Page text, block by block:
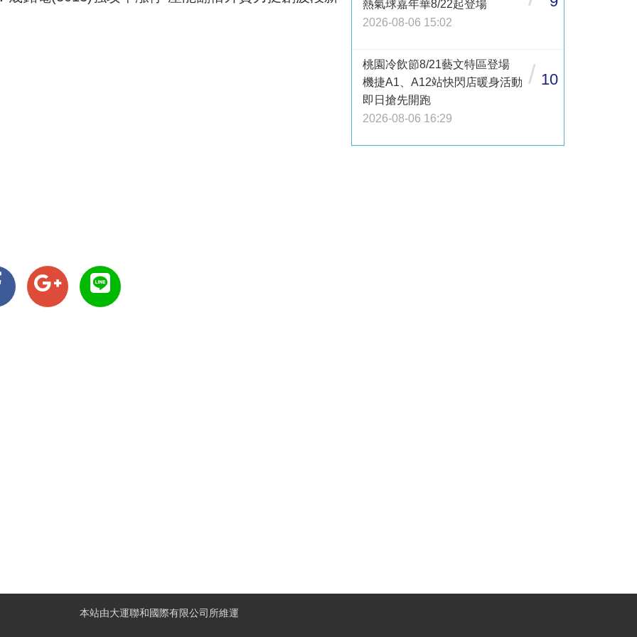
熱氣球嘉年華8/22起登場
2026-08-06 15:02
桃園冷飲節8/21藝文特區登場
機捷A1、A12站快閃店暖身活動
即日搶先開跑
2026-08-06 16:29
/ 10
本站由大運聯和國際有限公司所維運